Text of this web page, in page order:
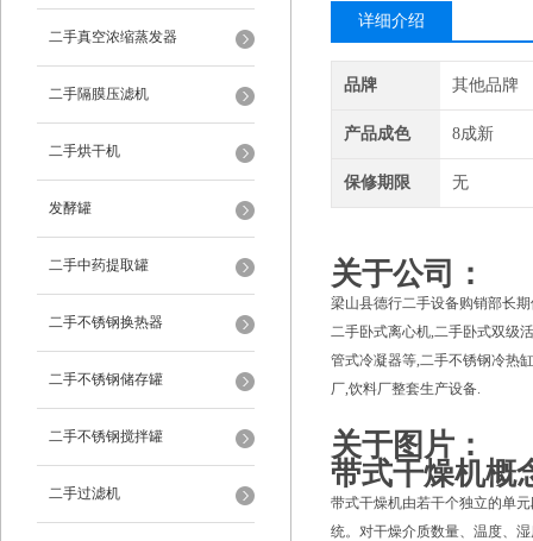
二手真空浓缩蒸发器
二手隔膜压滤机
二手烘干机
发酵罐
二手中药提取罐
二手不锈钢换热器
二手不锈钢储存罐
二手不锈钢搅拌罐
二手过滤机
详细介绍
品牌 其他品牌
产品成色 8成新
保修期限 无
关于公司：
梁山县德行二手设备购销部长
二手卧式离心机,二手卧式双级
管式冷凝器等,二手不锈钢冷热
厂,饮料厂整套生产设备.
关于图片：
带式干燥机概
带式干燥机由若干个独立的单
统。对干燥介质数量、温度、